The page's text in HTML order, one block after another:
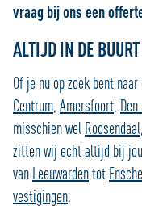
vraag bij ons een
ALTIJD IN DE BUURT
Of je nu op zoek bent
Centrum, Amersfoort,
misschien wel Roosendaal
zitten wij echt altijd bij
van Leeuwardentot
vestigingen.